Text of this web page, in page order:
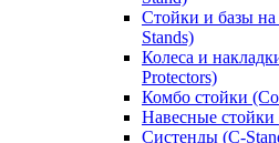
Стойки и базы
Stands)
Колеса и
Protectors)
Комбо стойки
Навесные стойки
Систенды (C-